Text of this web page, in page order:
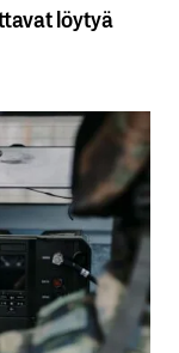
löytyä